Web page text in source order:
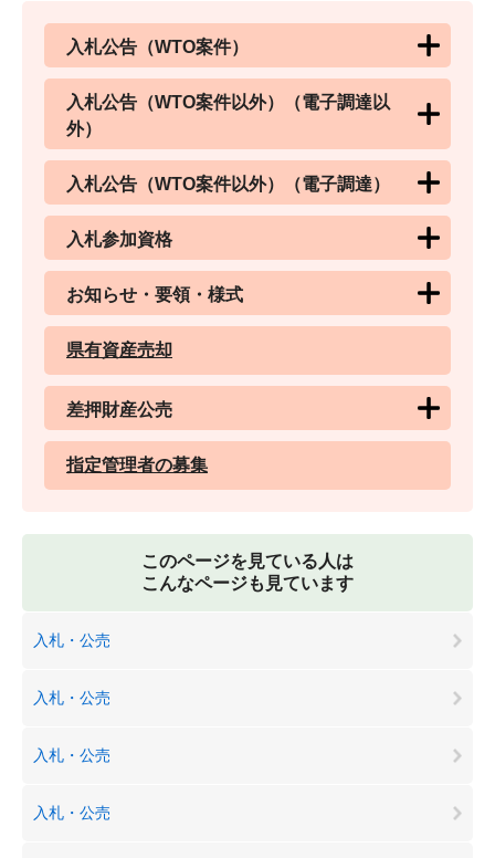
入札公告（WTO案件）
入札公告（WTO案件以外）（電子調達以
外）
入札公告（WTO案件以外）（電子調達）
入札参加資格
お知らせ・要領・様式
県有資産売却
差押財産公売
指定管理者の募集
このページを見ている人は
こんなページも見ています
入札・公売
入札・公売
入札・公売
入札・公売